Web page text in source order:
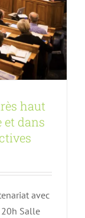
haut
et dans
avec
Salle